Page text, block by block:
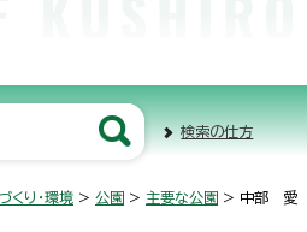
検索の仕方
くり・環境 > 公園 > 主要な公園 > 中部 愛